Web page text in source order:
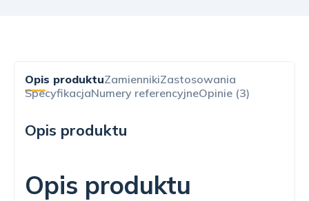
Opis produktuZamiennikiZastosowania
SpecyfikacjaNumery referencyjneOpinie (3)
Opis produktu
Opis produktu